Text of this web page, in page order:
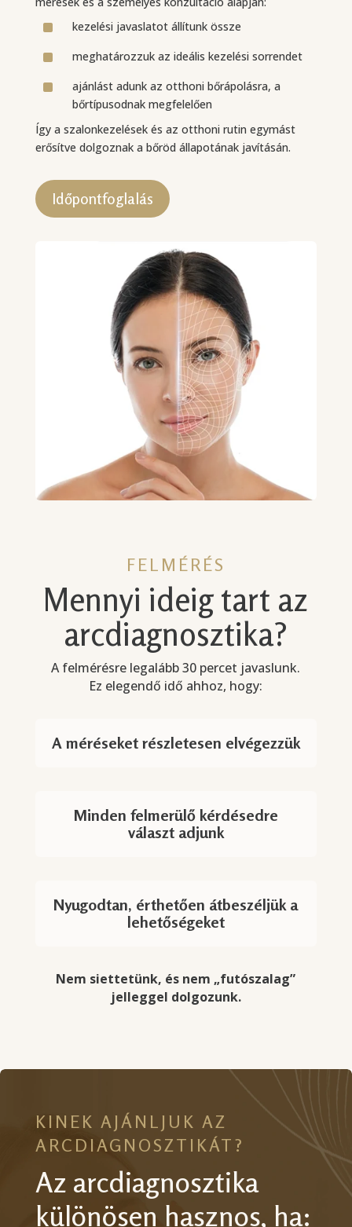
^ kezelési javaslatot állítunk össze
^ meghatározzuk az ideális kezelési sorrendet
^
ajánlást adunk az otthoni bőrápolásra, a
bőrtípusodnak megfelelően
Így a szalonkezelések és az otthoni rutin egymást
erősítve dolgoznak a bőröd állapotának javításán.
Időpontfoglalás
FELMÉRÉS
Mennyi ideig tart az
arcdiagnosztika?
A felmérésre legalább 30 percet javaslunk.
Ez elegendő idő ahhoz, hogy:
A méréseket részletesen elvégezzük
Minden felmerülő kérdésedre
választ adjunk
Nyugodtan, érthetően átbeszéljük a
lehetőségeket
Nem siettetünk, és nem „futószalag”
jelleggel dolgozunk.
KINEK AJÁNLJUK AZ
ARCDIAGNOSZTIKÁT?
Az arcdiagnosztika
különösen hasznos, ha: